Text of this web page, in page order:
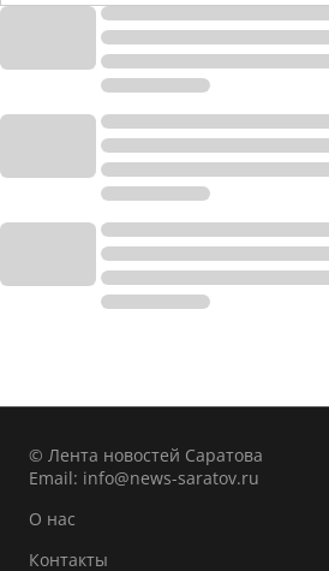
© Лента новостей Саратова
Email: info@news-saratov.ru
О нас
Контакты